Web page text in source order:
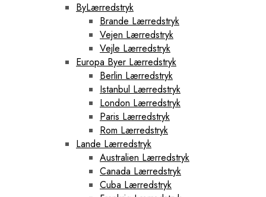
ByLærredstryk
Brande Lærredstryk
Vejen Lærredstryk
Vejle Lærredstryk
Europa Byer Lærredstryk
Berlin Lærredstryk
Istanbul Lærredstryk
London Lærredstryk
Paris Lærredstryk
Rom Lærredstryk
Lande Lærredstryk
Australien Lærredstryk
Canada Lærredstryk
Cuba Lærredstryk